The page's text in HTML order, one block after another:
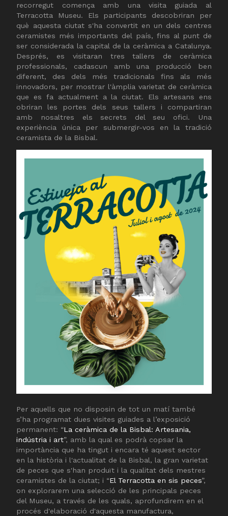
recorregut comença amb una visita guiada al
Terracotta Museu. Els participants descobriran per
què aquesta ciutat s'ha convertit en un dels centres
ceramistes més importants del país, fins al punt de
ser considerada la capital de la ceràmica a Catalunya.
Després, es visitaran tres tallers de ceràmica
professionals, cadascun amb una producció ben
diferent, des dels més tradicionals fins als més
innovadors, per mostrar l'àmplia varietat de ceràmica
que es fa actualment a la ciutat. Els artesans ens
obriran les portes dels seus tallers i compartiran
amb nosaltres els secrets del seu ofici. Una
experiència única per submergir-vos en la tradició
ceramista de la Bisbal.
Per aquells que no disposin de tot un matí també
s’ha programat dues visites guiades a l’exposició
permanent: “La ceràmica de la Bisbal: Artesania,
indústria i art”, amb la qual es podrà copsar la
importància que ha tingut i encara té aquest sector
en la història i l'actualitat de la Bisbal, la gran varietat
de peces que s'han produït i la qualitat dels mestres
ceramistes de la ciutat; i “El Terracotta en sis peces”,
on explorarem una selecció de les principals peces
del Museu, a través de les quals, aprofundirem en el
procés d'elaboració d'aquesta manufactura,